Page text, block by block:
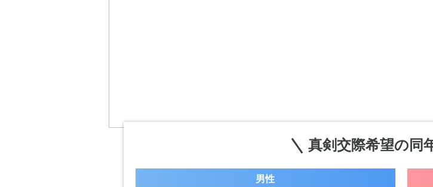
真剣交際希望の同
男性